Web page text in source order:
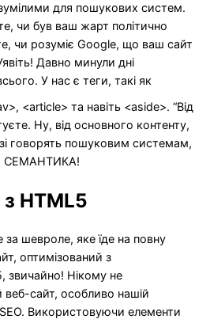
для пошукових систем.
чи був ваш жарт політично
чи розуміє Google, що ваш сайт
Давно минули дні
У нас є теги, такі як
<article> та навіть <aside>. “Від
Ну, від основного контенту,
говорять пошуковим системам,
СЕМАНТИКА!
HTML5
шевроле, яке їде на повну
оптимізований з
звичайно! Нікому не
веб-сайт, особливо нашій
SEO. Використовуючи елементи